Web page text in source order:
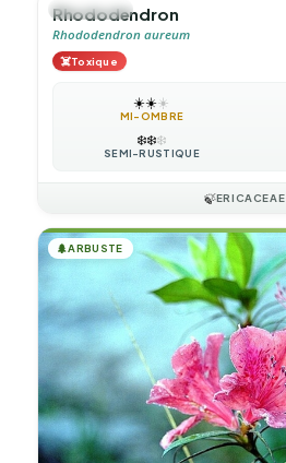
🌲ARBUSTE
Rhododendron
Rhododendron aureum
☠️Toxique
☀️☀️☀️
MI-OMBRE
❄️❄️❄️
SEMI-RUSTIQUE
🍃ERICACEAE
🌲ARBUSTE